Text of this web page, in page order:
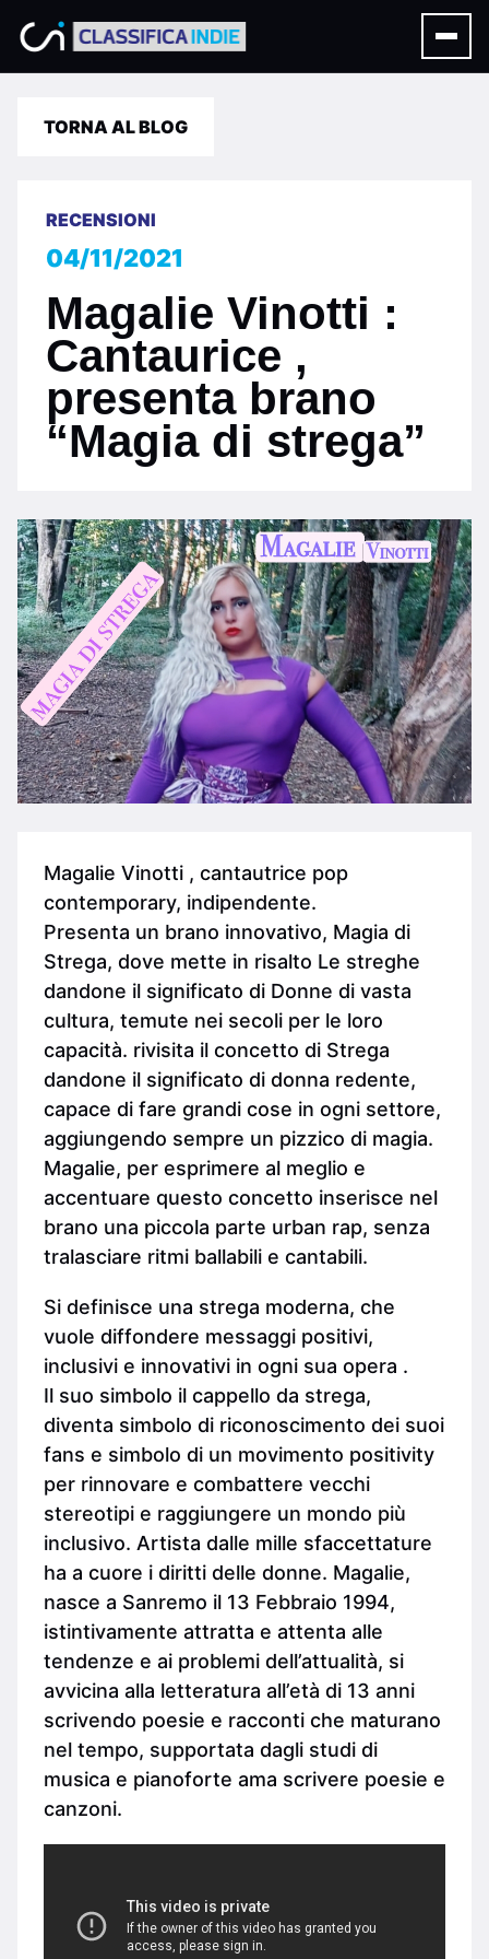
TORNA AL BLOG
RECENSIONI
04/11/2021
Magalie Vinotti :
Cantaurice ,
presenta brano
“Magia di strega”
Magalie Vinotti , cantautrice pop
contemporary, indipendente.
Presenta un brano innovativo, Magia di
Strega, dove mette in risalto Le streghe
dandone il significato di Donne di vasta
cultura, temute nei secoli per le loro
capacità. rivisita il concetto di Strega
dandone il significato di donna redente,
capace di fare grandi cose in ogni settore,
aggiungendo sempre un pizzico di magia.
Magalie, per esprimere al meglio e
accentuare questo concetto inserisce nel
brano una piccola parte urban rap, senza
tralasciare ritmi ballabili e cantabili.
Si definisce una strega moderna, che
vuole diffondere messaggi positivi,
inclusivi e innovativi in ogni sua opera .
Il suo simbolo il cappello da strega,
diventa simbolo di riconoscimento dei suoi
fans e simbolo di un movimento positivity
per rinnovare e combattere vecchi
stereotipi e raggiungere un mondo più
inclusivo. Artista dalle mille sfaccettature
ha a cuore i diritti delle donne. Magalie,
nasce a Sanremo il 13 Febbraio 1994,
istintivamente attratta e attenta alle
tendenze e ai problemi dell’attualità, si
avvicina alla letteratura all’età di 13 anni
scrivendo poesie e racconti che maturano
nel tempo, supportata dagli studi di
musica e pianoforte ama scrivere poesie e
canzoni.